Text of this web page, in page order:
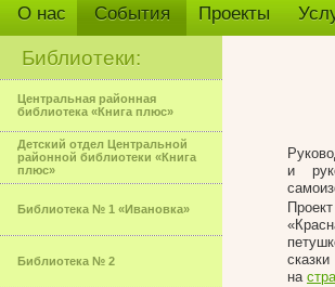
О нас События Проекты
Библиотеки:
Центральная районная
библиотека «Книга плюс»
Детский отдел Центральной
районной библиотеки «Книга
плюс»
Библиотека № 1 «Ивановка»
Библиотека № 2
и
на